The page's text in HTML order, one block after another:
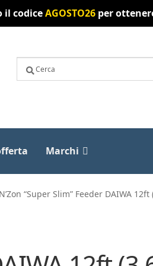
il codiceAGOSTO26per
Marchi
“Super Slim” Feeder DAIWA